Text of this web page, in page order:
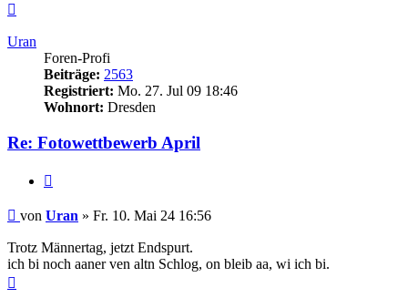
Uran
Foren-Profi
Beiträge: 2563
Registriert: Mo. 27. Jul 09 18:46
Wohnort: Dresden
Re: Fotowettbewerb April
Beitrag
von Uran » Fr. 10. Mai 24 16:56
Trotz Männertag, jetzt Endspurt.
ich bi noch aaner ven altn Schlog, on bleib aa, wi ich bi.